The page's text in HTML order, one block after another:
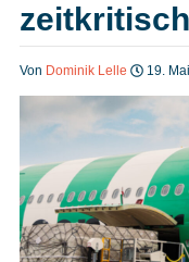
Von Dominik Lelle 19.